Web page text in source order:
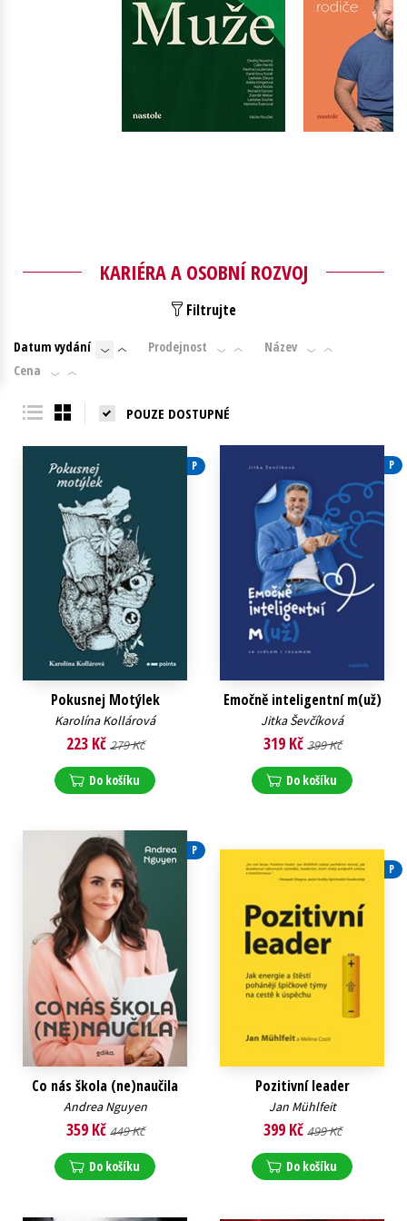
Zahraniční literatura Zdraví a životní styl
Všechny tituly
399 Kč
Do
343 Kč
KARIÉRA A OSOBNÍ ROZVOJ
Filtrujte
Datum vydání Prodejnost
Název
Cena
POUZE DOSTUPNÉ
P
Pokusnej Motýlek
Karolína Kollárová
223 Kč 279 Kč
Do košíku
P
Emočně inteligentní m(už)
Jitka Ševčíková
319 Kč 399 Kč
Do košíku
P
Co nás škola (ne)naučila
Andrea Nguyen
359 Kč 449 Kč
Do košíku
P
Pozitivní leader
Jan Mühlfeit
399 Kč 499 Kč
Do košíku